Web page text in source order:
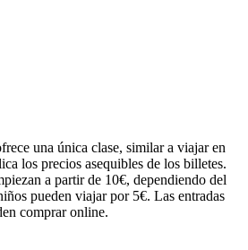
una única clase, similar a viajar en
los precios asequibles de los billetes.
a partir de 10€, dependiendo del
pueden viajar por 5€. Las entradas
comprar online.